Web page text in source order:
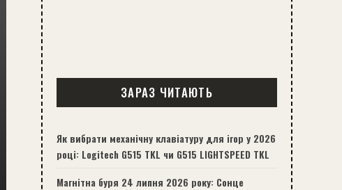
ЗАРАЗ ЧИТАЮТЬ
Як вибрати механічну клавіатуру для ігор у 2026
році: Logitech G515 TKL чи G515 LIGHTSPEED TKL
Магнітна буря 24 липня 2026 року: Сонце